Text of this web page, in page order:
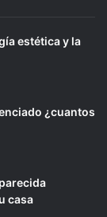
estética y la
¿cuantos
casa